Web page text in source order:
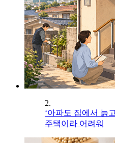
2.
‘아파도 집에서 늙
주택이라 어려워